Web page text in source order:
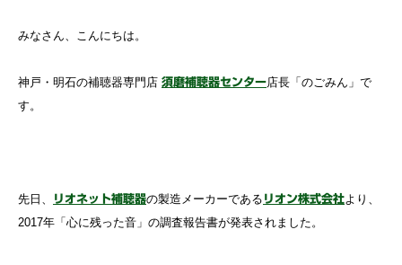
みなさん、こんにちは。
神戸・明石の補聴器専門店 須磨補聴器センター店長「のごみん」で
す。
先日、 リオネット補聴器の製造メーカーである リオン株式会社より、
2017年「心に残った音」の調査報告書が発表されました。